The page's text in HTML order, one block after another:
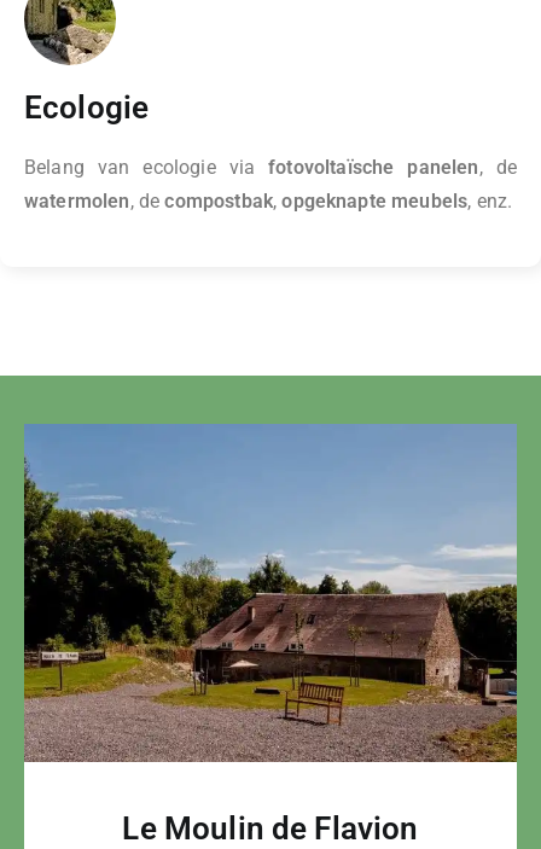
Ecologie
Belang van ecologie viafotovoltaïsche panelen, de
watermolen, decompostbak,opgeknapte meubels, enz.
Le Moulin de Flavion